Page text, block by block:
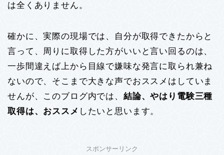
は全くありません。
確かに、実際の現場では、自分が取得できたからと
言って、周りに取得した方がいいと言い回るのは、
一歩間違えば上から目線で嫌味な発言に取られ兼ね
ないので、そこまで大きな声でおススメはしていま
せんが、このブログ内では、 結論、やはり電験三種
取得は、おススメ したいと思います。
スポンサーリンク